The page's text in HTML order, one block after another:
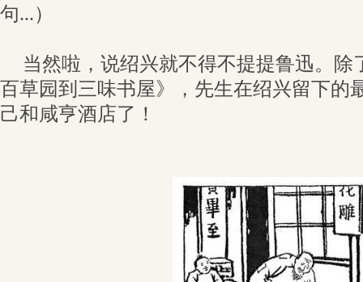
句...）
当然啦，说绍兴就不得不提提鲁迅。除
百草园到三味书屋》，先生在绍兴留下的
己和咸亨酒店了！